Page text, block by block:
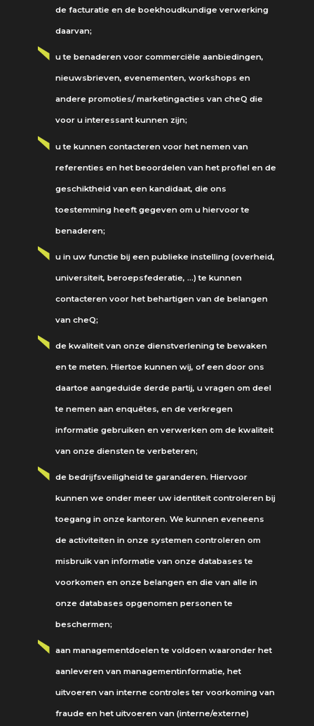
de facturatie en de boekhoudkundige verwerking
daarvan;
u te benaderen voor commerciële aanbiedingen,
nieuwsbrieven, evenementen, workshops en
andere promoties/ marketingacties van cheQ die
voor u interessant kunnen zijn;
u te kunnen contacteren voor het nemen van
referenties en het beoordelen van het profiel en de
geschiktheid van een kandidaat, die ons
toestemming heeft gegeven om u hiervoor te
benaderen;
u in uw functie bij een publieke instelling (overheid,
universiteit, beroepsfederatie, …) te kunnen
contacteren voor het behartigen van de belangen
van cheQ;
de kwaliteit van onze dienstverlening te bewaken
en te meten. Hiertoe kunnen wij, of een door ons
daartoe aangeduide derde partij, u vragen om deel
te nemen aan enquêtes, en de verkregen
informatie gebruiken en verwerken om de kwaliteit
van onze diensten te verbeteren;
de bedrijfsveiligheid te garanderen. Hiervoor
kunnen we onder meer uw identiteit controleren bij
toegang in onze kantoren. We kunnen eveneens
de activiteiten in onze systemen controleren om
misbruik van informatie van onze databases te
voorkomen en onze belangen en die van alle in
onze databases opgenomen personen te
beschermen;
aan managementdoelen te voldoen waaronder het
aanleveren van managementinformatie, het
uitvoeren van interne controles ter voorkoming van
fraude en het uitvoeren van (interne/externe)